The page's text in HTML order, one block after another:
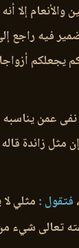
إلا
فيه راجع
يجعلكم
نفى عمن
إن مثل زائدة
فتقول :مثلي
تعالى